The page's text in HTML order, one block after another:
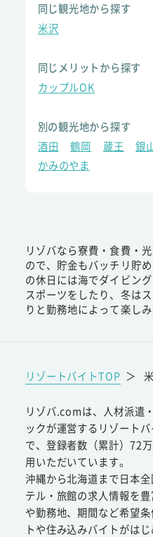
同じ観光地から探す
米沢
同じメリットから探す
カップルOK
別の観光地から探す
酒田
鶴岡 蔵王 銀
かみのやま
リゾバなら寮費・食費・
ので、貯金もバッチリ貯
の休日には海でダイビン
スポーツをしたり、冬は
りと勤務地によって楽し
リゾートバイトTOP ＞
リゾバ.comは、人材派遣
ックが運営するリゾート
で、登録者数（累計）72
用いただいています。
沖縄から北海道まで日本
テル・旅館の求人情報を
や勤務地、期間など希望
トや住み込みバイトがは